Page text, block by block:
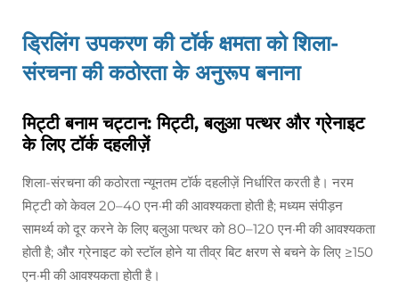
ड्रिलिंग उपकरण की टॉर्क क्षमता को शिला-
संरचना की कठोरता के अनुरूप बनाना
मिट्टी बनाम चट्टान: मिट्टी, बलुआ पत्थर और ग्रेनाइट
के लिए टॉर्क दहलीज़ें
शिला-संरचना की कठोरता न्यूनतम टॉर्क दहलीज़ें निर्धारित करती है। नरम
मिट्टी को केवल 20–40 एन·मी की आवश्यकता होती है; मध्यम संपीड़न
सामर्थ्य को दूर करने के लिए बलुआ पत्थर को 80–120 एन·मी की आवश्यकता
होती है; और ग्रेनाइट को स्टॉल होने या तीव्र बिट क्षरण से बचने के लिए ≥150
एन·मी की आवश्यकता होती है।